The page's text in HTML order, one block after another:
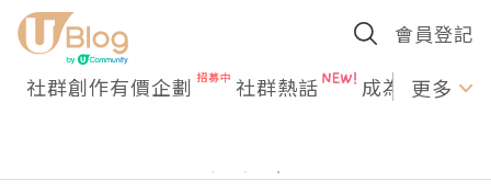
會員登記
社群創作有價企劃 社群熱話 成為U更多